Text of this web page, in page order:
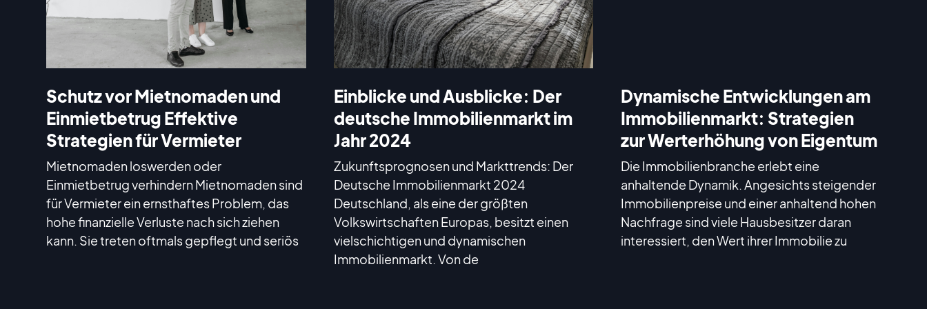
Schutz vor Mietnomaden und
Einmietbetrug Effektive
Strategien für Vermieter
Mietnomaden loswerden oder
Einmietbetrug verhindern Mietnomaden sind
für Vermieter ein ernsthaftes Problem, das
hohe finanzielle Verluste nach sich ziehen
kann. Sie treten oftmals gepflegt und seriös
Einblicke und Ausblicke: Der
deutsche Immobilienmarkt im
Jahr 2024
Zukunftsprognosen und Markttrends: Der
Deutsche Immobilienmarkt 2024
Deutschland, als eine der größten
Volkswirtschaften Europas, besitzt einen
vielschichtigen und dynamischen
Immobilienmarkt. Von de
Dynamische Entwicklungen am
Immobilienmarkt: Strategien
zur Werterhöhung von Eigentum
Die Immobilienbranche erlebt eine
anhaltende Dynamik. Angesichts steigender
Immobilienpreise und einer anhaltend hohen
Nachfrage sind viele Hausbesitzer daran
interessiert, den Wert ihrer Immobilie zu